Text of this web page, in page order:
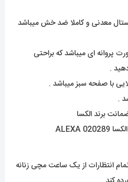
معدنی و کاملا ضد خش میباشد
پروانه ای میباشد که براحتی
.
با صفحه سبز میباشد .
برند الکسا
انتظارات از یک ساعت مچی زنانه